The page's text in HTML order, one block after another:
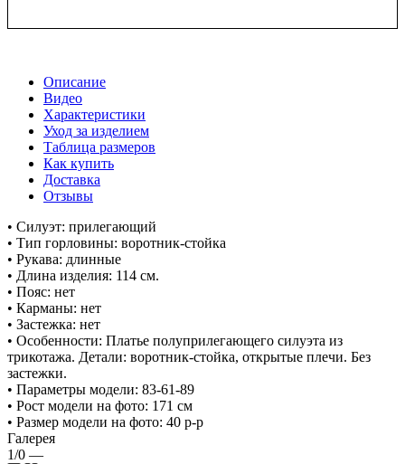
Описание
Видео
Характеристики
Уход за изделием
Таблица размеров
Как купить
Доставка
Отзывы
• Силуэт: прилегающий
• Тип горловины: воротник-стойка
• Рукава: длинные
• Длина изделия: 114 см.
• Пояс: нет
• Карманы: нет
• Застежка: нет
• Особенности: Платье полуприлегающего силуэта из
трикотажа. Детали: воротник-стойка, открытые плечи. Без
застежки.
• Параметры модели: 83-61-89
• Рост модели на фото: 171 см
• Размер модели на фото: 40 р-р
Галерея
1/0 —